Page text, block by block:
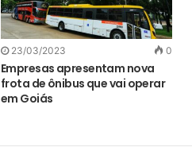
23/03/2023 0
Empresas apresentam nova
frota de ônibus que vai operar
em Goiás